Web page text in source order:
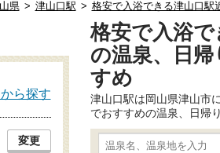
県 > 津山口駅 > 格安で入浴できる津山口駅
格安で入浴で
の温泉、日
すめ
津山口駅は岡山県津山市
でおすすめの温泉、日帰
ら探す
変更